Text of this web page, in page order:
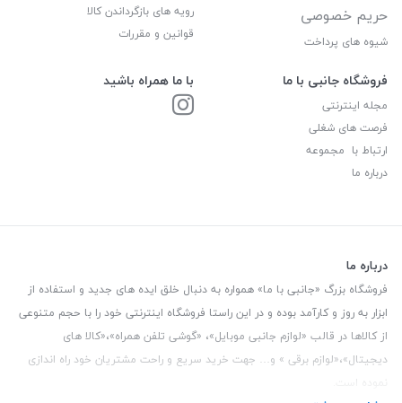
حریم خصوصی
شیوه های پرداخت
رویه های بازگرداندن کالا
قوانین و مقررات
فروشگاه جانبی با ما
مجله اینترنتی
فرصت های شغلی
ارتباط با مجموعه
درباره ما
با ما همراه باشید
درباره ما
فروشگاه بزرگ «جانبی با ما» همواره به دنبال خلق ایده های جدید و استفاده از
ابزار به روز و کارآمد بوده و در این راستا فروشگاه اینترنتی خود را با حجم متنوعی
از کالاها در قالب «لوازم جانبی موبایل»، «گوشی تلفن همراه»،«کالا های
دیجیتال»،«لوازم برقی » و… جهت خرید سریع و راحت مشتریان خود راه اندازی